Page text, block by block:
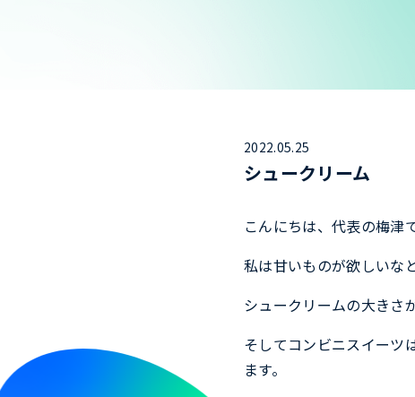
2022.05.25
シュークリーム
こんにちは、代表の梅津で
私は甘いものが欲しいな
シュークリームの大きさ
そしてコンビニスイーツ
ます。